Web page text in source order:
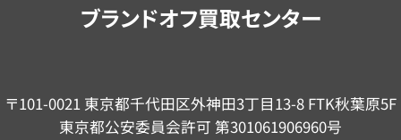
ブランドオフ買取センター
〒101-0021 東京都千代田区外神田3丁目13-8 FTK秋葉原5F
東京都公安委員会許可 第301061906960号